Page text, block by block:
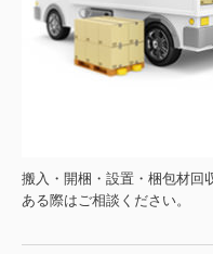
搬入・開梱・設置・梱包材回
ある際はご相談ください。